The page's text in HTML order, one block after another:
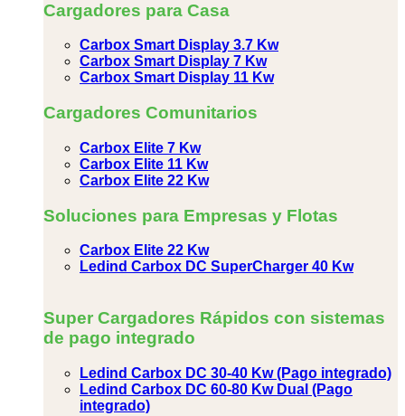
Cargadores para Casa
Carbox Smart Display 3.7 Kw
Carbox Smart Display 7 Kw
Carbox Smart Display 11 Kw
Cargadores Comunitarios
Carbox Elite 7 Kw
Carbox Elite 11 Kw
Carbox Elite 22 Kw
Soluciones para Empresas y Flotas
Carbox Elite 22 Kw
Ledind Carbox DC SuperCharger 40 Kw
Super Cargadores Rápidos con sistemas
de pago integrado
Ledind Carbox DC 30-40 Kw (Pago integrado)
Ledind Carbox DC 60-80 Kw Dual (Pago
integrado)